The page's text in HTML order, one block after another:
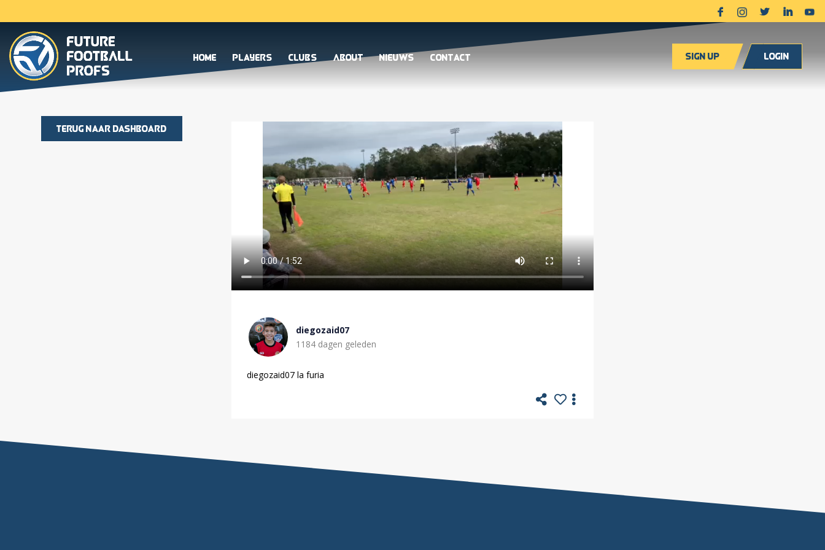
Home Players Clubs About Nieuws Contact Login
Sign up
Terug naar dashboard
diegozaid07
1184 dagen geleden
diegozaid07 la furia